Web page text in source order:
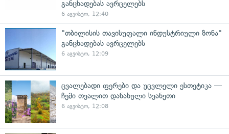
განცხადებას ავრცელებს
6 აგვისტო, 12:40
"თბილისის თავისუფალი ინდუსტრიული ზონა"
განცხადებას ავრცელებს
6 აგვისტო, 12:09
ცვალებადი ფერები და უცვლელი ესთეტიკა —
ჩემი თვალით დანახული სვანეთი
6 აგვისტო, 12:08